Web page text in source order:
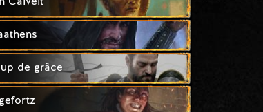
de grâce